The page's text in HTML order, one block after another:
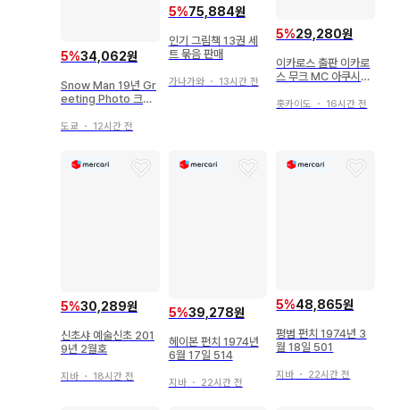
5%34,062원
Snow Man 19년 Gr
eeting Photo 크리
공식 사진 *1장
도쿄 ・ 12시간 전
5%75,884원
인기 그림책 13권 세
트 묶음 판매
가나가와・ 13시간 전
5%29,280원
이카로스 출판 이카로
스 무크 MC 아쿠시즈
홋카이도 ・ 16시간 전
5%30,289원
신초샤 예술신초 201
9년 2월호
지바 ・ 18시간 전
5%39,278원
헤이본 펀치 1974년
6월 17일 514
지바・ 22시간 전
5%48,865원
평범 펀치 1974년 3
월 18일 501
지바 ・ 22시간 전